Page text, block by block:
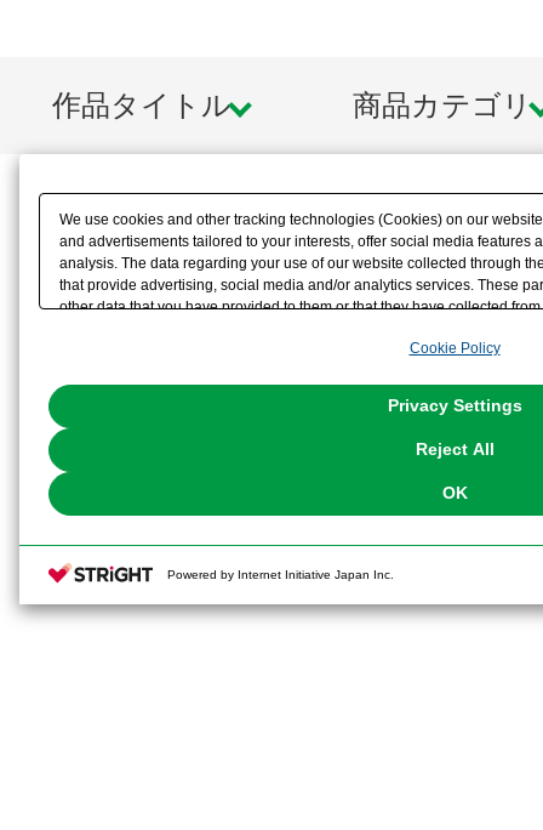
▼プレゼントコード入力フォームは
※本製品は再生産品となります。
※画像は試作品です。実際の商品と
ます。また撮影用に塗装されており
※本製品はお客様ご自身で組み立て
作品タイトル 商品カテゴリ
We use cookies and other tracking technologies (Cookies) on our
and advertisements tailored to your interests, offer social media features
analysis. The data regarding your use of our website collected through
that provide advertising, social media and/or analytics services. These
other data that you have provided to them or that they have collected
the use of all Cookies except for Strictly Necessary Cookies, please
You can change your consent or rejection settings at any time via
Cookie Policy
Privacy Settings
Reject All
OK
Powered by Internet Initiative Japan Inc.